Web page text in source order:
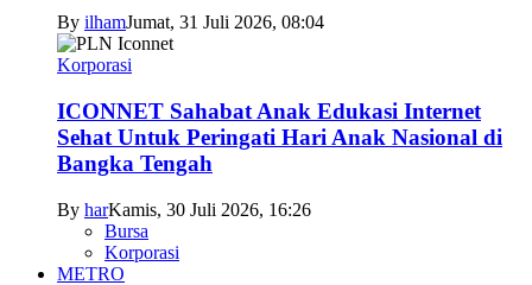
By ilhamJumat, 31 Juli 2026, 08:04
Korporasi
ICONNET Sahabat Anak Edukasi Internet
Sehat Untuk Peringati Hari Anak Nasional di
Bangka Tengah
By harKamis, 30 Juli 2026, 16:26
Bursa
Korporasi
METRO